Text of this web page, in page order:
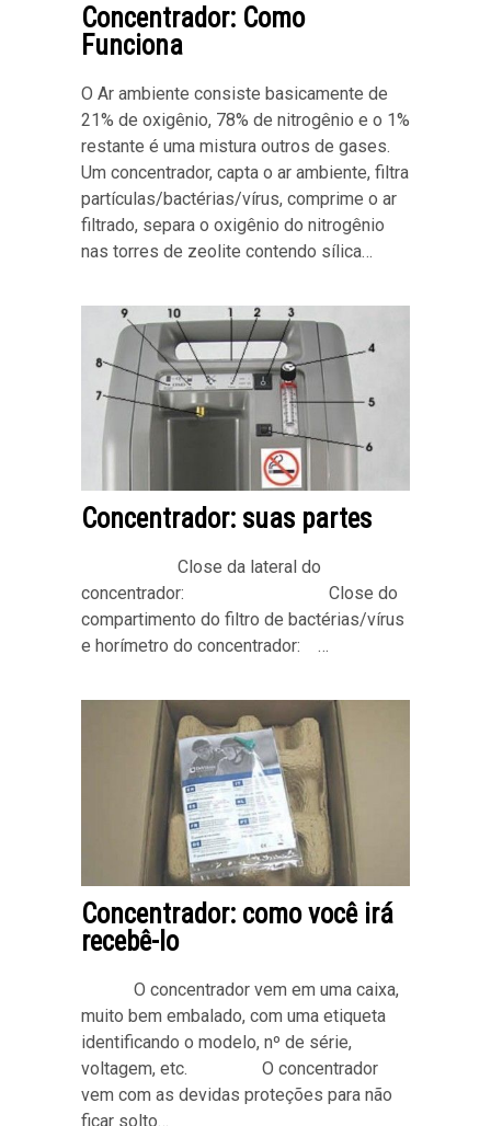
Concentrador: Como
Funciona
O Ar ambiente consiste basicamente de
21% de oxigênio, 78% de nitrogênio e o 1%
restante é uma mistura outros de gases.
Um concentrador, capta o ar ambiente, filtra
partículas/bactérias/vírus, comprime o ar
filtrado, separa o oxigênio do nitrogênio
nas torres de zeolite contendo sílica…
Concentrador: suas partes
Close da lateral do
concentrador: Close do
compartimento do filtro de bactérias/vírus
e horímetro do concentrador: …
Concentrador: como você irá
recebê-lo
O concentrador vem em uma caixa,
muito bem embalado, com uma etiqueta
identificando o modelo, nº de série,
voltagem, etc. O concentrador
vem com as devidas proteções para não
ficar solto…